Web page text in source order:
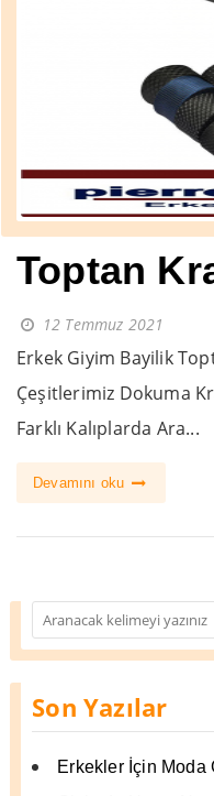
Toptan
12 Temmuz 2021
Erkek Giyim Bayilik
Çeşitlerimiz Dokuma
Farklı Kalıplarda Ara...
Devamını oku
Son Yazılar
Erkekler İçin Moda